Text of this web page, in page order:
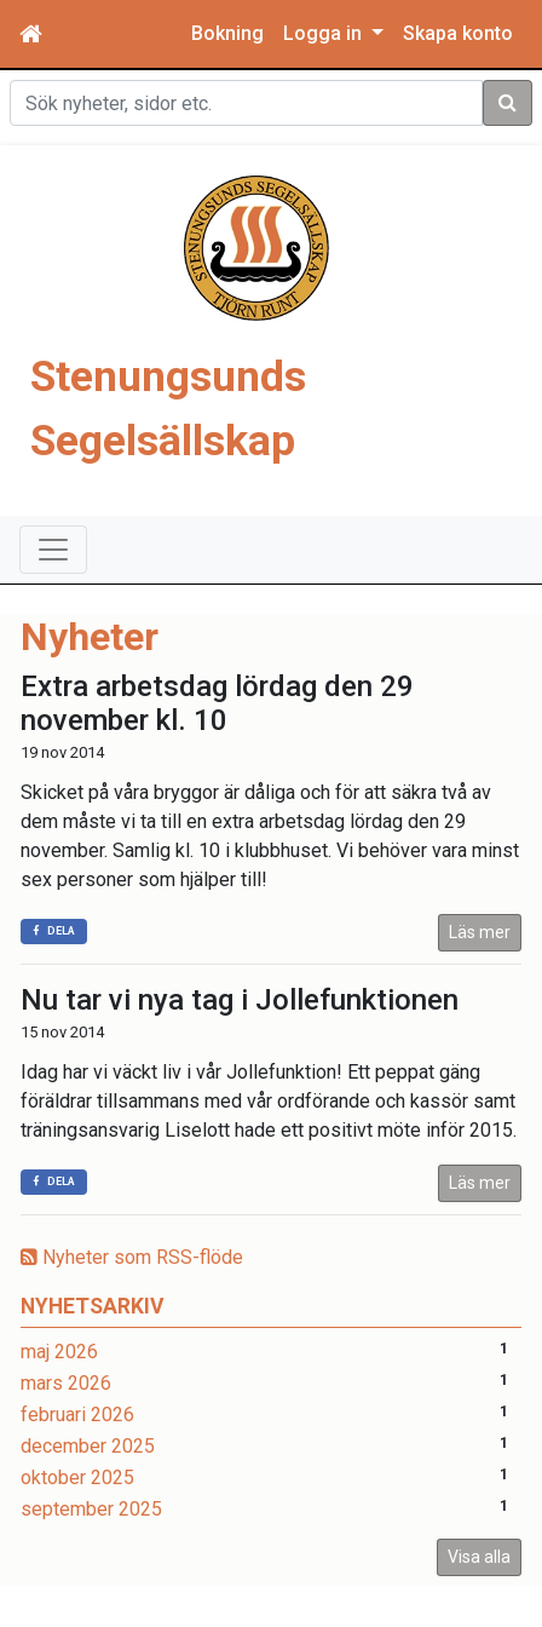
Bokning Logga in Skapa konto
Sök
Stenungsunds
Segelsällskap
Nyheter som RSS-flöde
NYHETSARKIV
maj 2026 1
mars 2026 1
februari 2026 1
december 2025 1
oktober 2025 1
september 2025 1
Visa alla
Nyheter
Extra arbetsdag lördag den 29
november kl. 10
19 nov 2014
Skicket på våra bryggor är dåliga och för att säkra två av
dem måste vi ta till en extra arbetsdag lördag den 29
november. Samlig kl. 10 i klubbhuset. Vi behöver vara minst
sex personer som hjälper till!
DELA Läs mer
Nu tar vi nya tag i Jollefunktionen
15 nov 2014
Idag har vi väckt liv i vår Jollefunktion! Ett peppat gäng
föräldrar tillsammans med vår ordförande och kassör samt
träningsansvarig Liselott hade ett positivt möte inför 2015.
DELA Läs mer